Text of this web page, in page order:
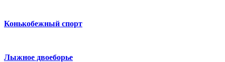
Конькобежный спорт
Лыжное двоеборье